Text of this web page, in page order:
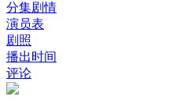
分集剧情
演员表
剧照
播出时间
评论